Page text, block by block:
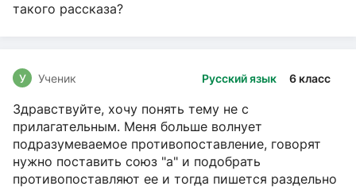
такого рассказа?
Русский язык 6 класс
У Ученик
Здравствуйте, хочу понять тему не с
прилагательным. Меня больше волнует
подразумеваемое противопоставление, говорят
нужно поставить союз "а" и подобрать
противопоставляют ее и тогда пишется раздельно